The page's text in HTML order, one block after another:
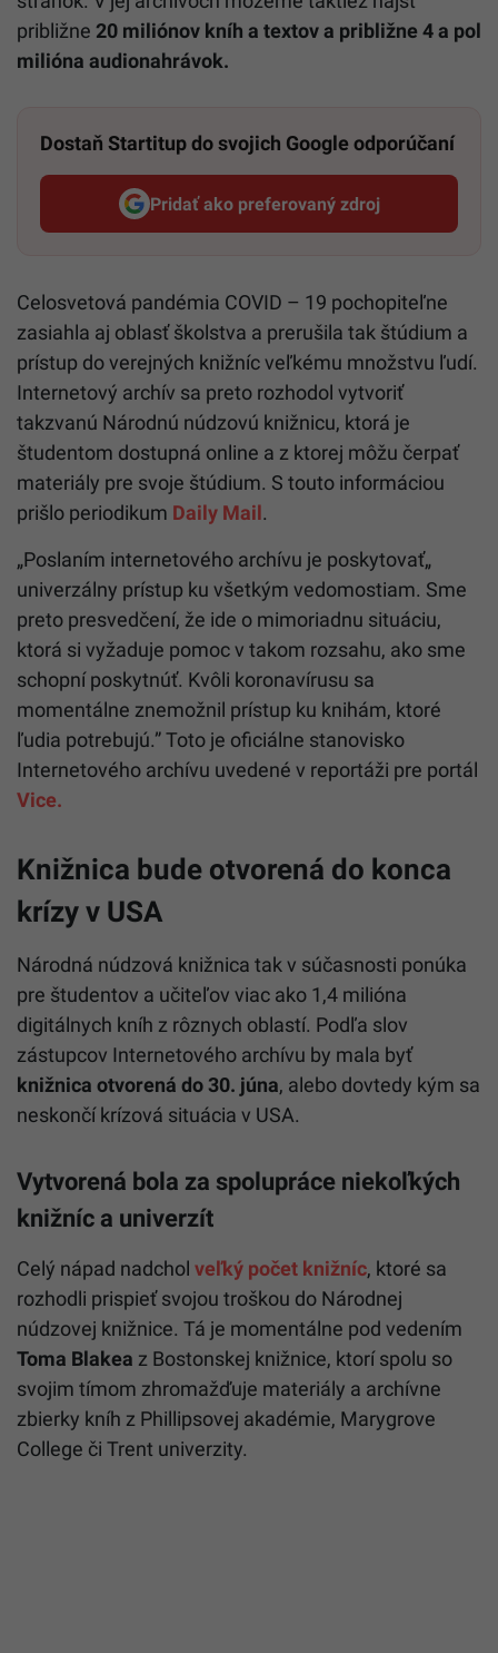
približne 20 miliónov kníh a textov a približne 4 a pol
milióna audionahrávok.
Dostaň Startitup do svojich Google odporúčaní
Pridať ako preferovaný zdroj
Startitup, odkaz sa otvorí v
Celosvetová pandémia COVID – 19 pochopiteľne
zasiahla aj oblasť školstva a prerušila tak štúdium a
prístup do verejných knižníc veľkému množstvu ľudí.
Internetový archív sa preto rozhodol vytvoriť
takzvanú Národnú núdzovú knižnicu, ktorá je
študentom dostupná online a z ktorej môžu čerpať
materiály pre svoje štúdium. S touto informáciou
prišlo periodikum Daily Mail.
„Poslaním internetového archívu je poskytovať„
univerzálny prístup ku všetkým vedomostiam. Sme
preto presvedčení, že ide o mimoriadnu situáciu,
ktorá si vyžaduje pomoc v takom rozsahu, ako sme
schopní poskytnúť. Kvôli koronavírusu sa
momentálne znemožnil prístup ku knihám, ktoré
ľudia potrebujú.” Toto je oficiálne stanovisko
Internetového archívu uvedené v reportáži pre portál
Vice.
Knižnica bude otvorená do konca
krízy v USA
Národná núdzová knižnica tak v súčasnosti ponúka
pre študentov a učiteľov viac ako 1,4 milióna
digitálnych kníh z rôznych oblastí. Podľa slov
zástupcov Internetového archívu by mala byť
knižnica otvorená do 30. júna, alebo dovtedy kým sa
neskončí krízová situácia v USA.
Vytvorená bola za spolupráce niekoľkých
knižníc a univerzít
Celý nápad nadchol veľký počet knižníc, ktoré sa
rozhodli prispieť svojou troškou do Národnej
núdzovej knižnice. Tá je momentálne pod vedením
Toma Blakea z Bostonskej knižnice, ktorí spolu so
svojim tímom zhromažďuje materiály a archívne
zbierky kníh z Phillipsovej akadémie, Marygrove
College či Trent univerzity.